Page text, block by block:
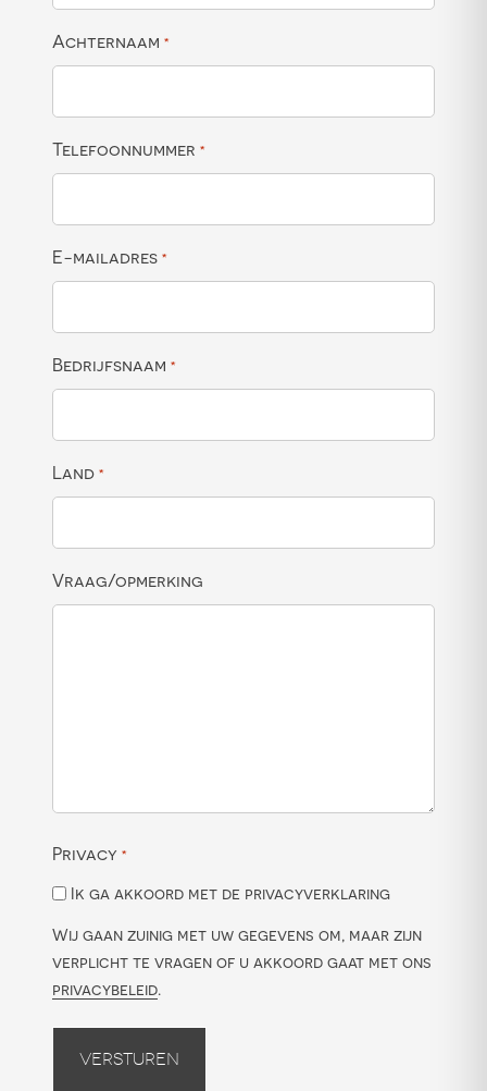
Achternaam *
Telefoonnummer *
E-mailadres *
Bedrijfsnaam *
Land *
Vraag/opmerking
Privacy *
Ik ga akkoord met de privacyverklaring
Wij gaan zuinig met uw gegevens om, maar zijn
verplicht te vragen of u akkoord gaat met ons
privacybeleid.
Versturen